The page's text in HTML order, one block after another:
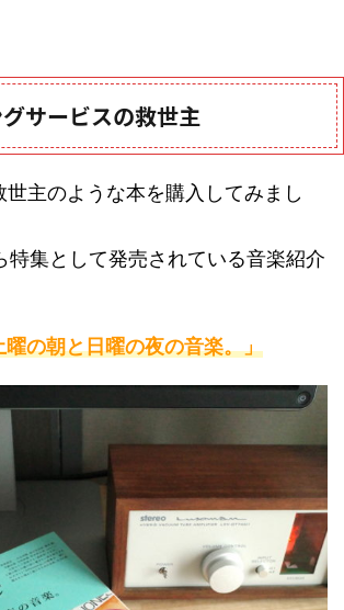
サービスの救世主
世主のような本を購入してみまし
特集として発売されている音楽紹介
の朝と日曜の夜の音楽。」